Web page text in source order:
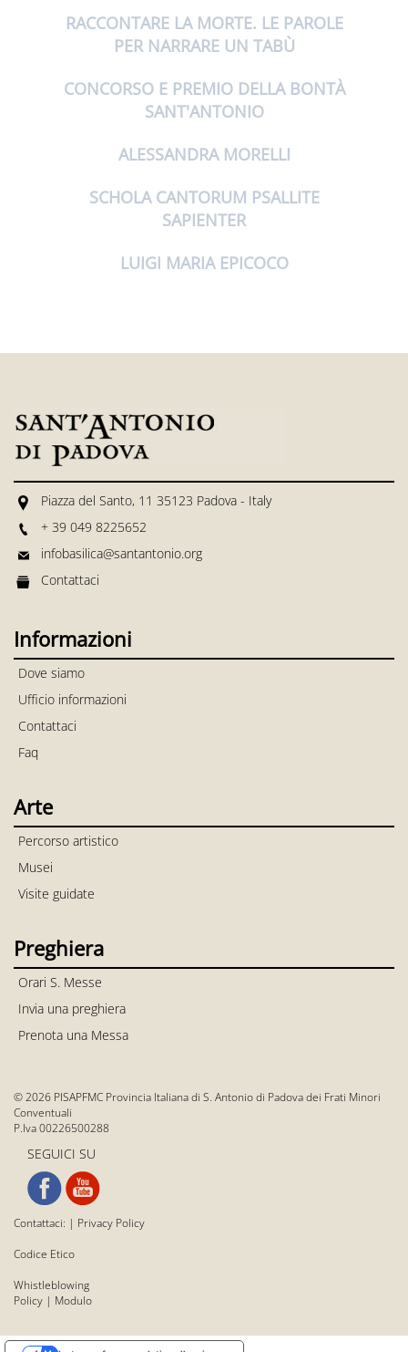
RACCONTARE LA MORTE. LE PAROLE
PER NARRARE UN TABÙ
CONCORSO E PREMIO DELLA BONTÀ
SANT'ANTONIO
ALESSANDRA MORELLI
SCHOLA CANTORUM PSALLITE
SAPIENTER
LUIGI MARIA EPICOCO
Piazza del Santo, 11 35123 Padova - Italy
+ 39 049 8225652
infobasilica@santantonio.org
Contattaci
Informazioni
Dove siamo
Ufficio informazioni
Contattaci
Faq
Arte
Percorso artistico
Musei
Visite guidate
Preghiera
Orari S. Messe
Invia una preghiera
Prenota una Messa
© 2026 PISAPFMC Provincia Italiana di S. Antonio di Padova dei Frati Minori
Conventuali
P.Iva 00226500288
SEGUICI SU
Contattaci: | Privacy Policy
Codice Etico
Whistleblowing
Policy | Modulo